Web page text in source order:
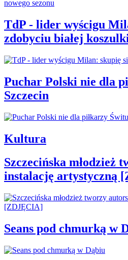
TdP - lider wyścigu
zdobyciu białej
Puchar Polski nie dla
Szczecin
Kultura
Szczecińska młodzież
instalację artystyczną
Seans pod chmurką w